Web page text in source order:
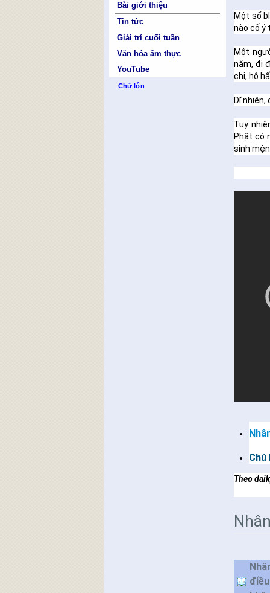
Bài giới thiệu
Tin tức
Giải trí cuối tuần
Văn hóa ẩm thực
YouTube
Chữ lớn
Một số
nào cố ý
Một
nằm, đi
chi, hô
Dĩ
Tuy
Phật có
sinh
Theo